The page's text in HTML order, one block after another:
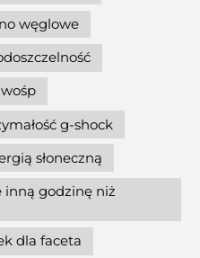
węglowe
wośp
g-shock
słoneczną
inną godzinę niż
dla faceta